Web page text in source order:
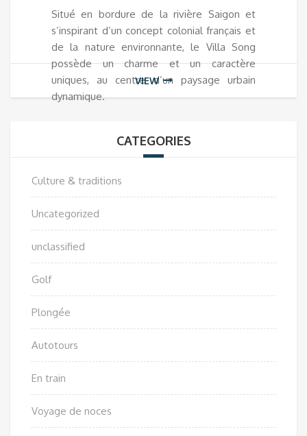
Situé en bordure de la rivière Saigon et
s’inspirant d’un concept colonial français et
de la nature environnante, le Villa Song
possède un charme et un caractère
uniques, au centre d’un paysage urbain
dynamique.
VIEW
CATEGORIES
Culture & traditions
Uncategorized
unclassified
Golf
Plongée
Autotours
En train
Voyage de noces